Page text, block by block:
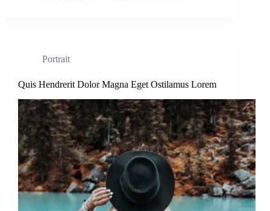
Portrait
Quis Hendrerit Dolor Magna Eget Ostilamus Lorem